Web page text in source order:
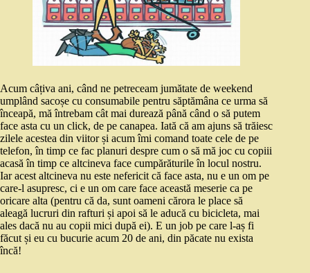
Acum câțiva ani, când ne petreceam jumătate de weekend
umplând sacoșe cu consumabile pentru săptămâna ce urma să
înceapă, mă întrebam cât mai durează până când o să putem
face asta cu un click, de pe canapea. Iată că am ajuns să trăiesc
zilele acestea din viitor și acum îmi comand toate cele de pe
telefon, în timp ce fac planuri despre cum o să mă joc cu copiii
acasă în timp ce altcineva face cumpărăturile în locul nostru.
Iar acest altcineva nu este nefericit că face asta, nu e un om pe
care-l asupresc, ci e un om care face această meserie ca pe
oricare alta (pentru că da, sunt oameni cărora le place să
aleagă lucruri din rafturi și apoi să le aducă cu bicicleta, mai
ales dacă nu au copii mici după ei). E un job pe care l-aș fi
făcut și eu cu bucurie acum 20 de ani, din păcate nu exista
încă!